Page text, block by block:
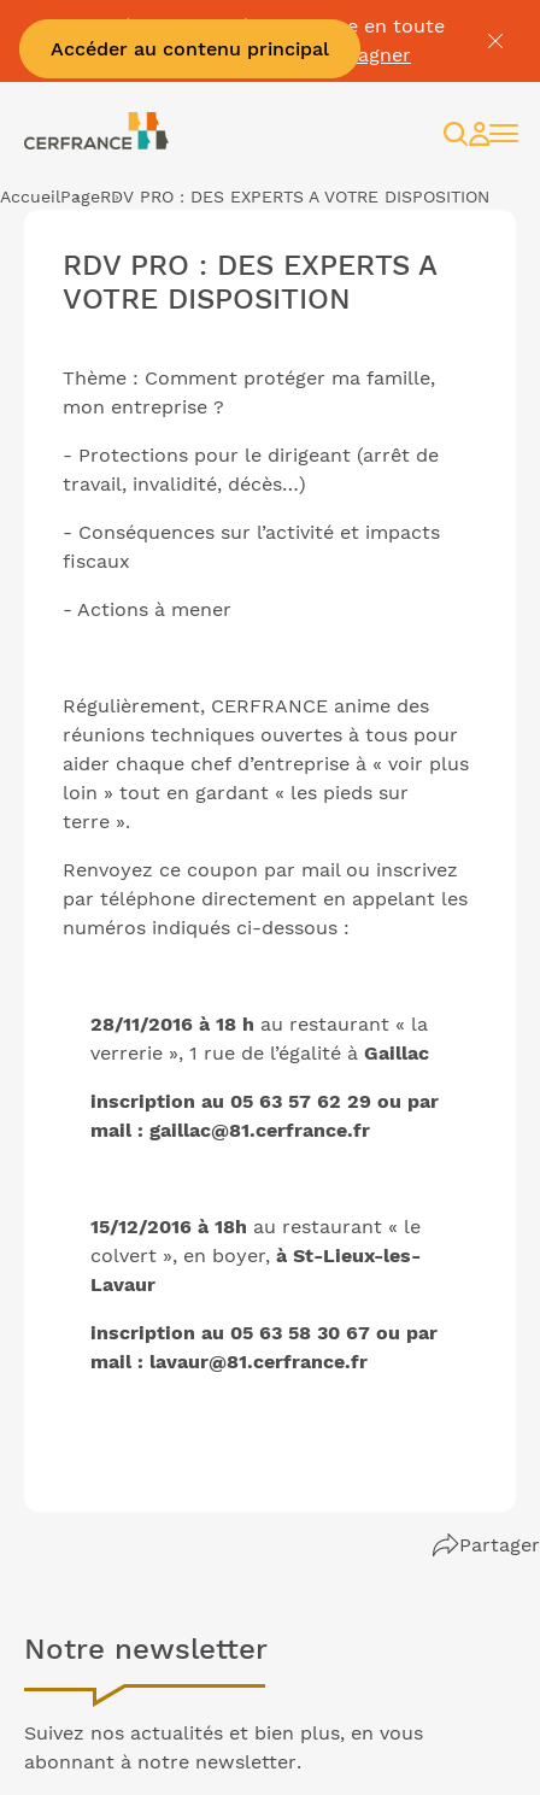
Accéder au contenu principal
Passez à la facture électronique en toute
sérénité :Je me fais accompagner
AccueilPageRDV PRO : DES EXPERTS A VOTRE DISPOSITION
RDV PRO : DES EXPERTS A
VOTRE DISPOSITION
Thème : Comment protéger ma famille,
mon entreprise ?
- Protections pour le dirigeant (arrêt de
travail, invalidité, décès…)
- Conséquences sur l’activité et impacts
fiscaux
- Actions à mener
Régulièrement, CERFRANCE anime des
réunions techniques ouvertes à tous pour
aider chaque chef d’entreprise à « voir plus
loin » tout en gardant « les pieds sur
terre ».
Renvoyez ce coupon par mail ou inscrivez
par téléphone directement en appelant les
numéros indiqués ci-dessous :
28/11/2016 à 18 h au restaurant « la
verrerie », 1 rue de l’égalité à Gaillac
inscription au 05 63 57 62 29 ou par
mail : gaillac@81.cerfrance.fr
15/12/2016 à 18h au restaurant « le
colvert », en boyer, à St-Lieux-les-
Lavaur
inscription au 05 63 58 30 67 ou par
mail : lavaur@81.cerfrance.fr
Partager
Notre newsletter
Suivez nos actualités et bien plus, en vous
abonnant à notre newsletter.